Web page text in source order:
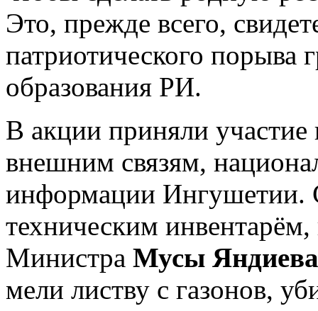
Это, прежде всего,
патриотического порыва
образования РИ.
В акции приняли
внешним связям,
информации Ингушетии.
техническим инвентарём,
Министра Мусы
мели листву с газонов,